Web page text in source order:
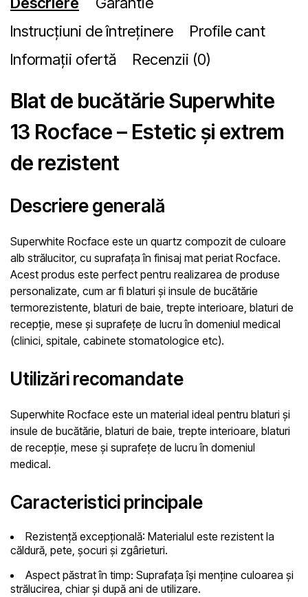
Instrucțiuni de întreținere
Profile cant
Informații ofertă
Recenzii (0)
Blat de bucătărie Superwhite
13 Rocface – Estetic și extrem
de rezistent
Descriere generală
Superwhite Rocface este un quartz compozit de culoare
alb strălucitor, cu suprafața în finisaj mat periat Rocface.
Acest produs este perfect pentru realizarea de produse
personalizate, cum ar fi blaturi și insule de bucătărie
termorezistente, blaturi de baie, trepte interioare, blaturi de
recepție, mese și suprafețe de lucru în domeniul medical
(clinici, spitale, cabinete stomatologice etc).
Utilizări recomandate
Superwhite Rocface este un material ideal pentru blaturi și
insule de bucătărie, blaturi de baie, trepte interioare, blaturi
de recepție, mese și suprafețe de lucru în domeniul
medical.
Caracteristici principale
Rezistență excepțională: Materialul este rezistent la
căldură, pete, șocuri și zgârieturi.
Aspect păstrat în timp: Suprafața își menține culoarea și
strălucirea, chiar și după ani de utilizare.